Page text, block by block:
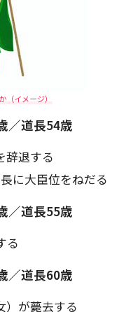
（イメージ）
／道長54歳
退する
に大臣位をねだる
／道長55歳
る
／道長60歳
が薨去する